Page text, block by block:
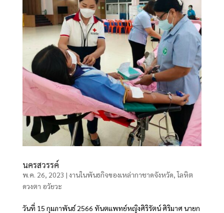
นครสวรรค์
พ.ค. 26, 2023 | งานในพันธกิจของเหล่ากาชาดจังหวัด,โลหิต
ดวงตา อวัยวะ
วันที่ 15 กุมภาพันธ์ 2566 ทันตแพทย์หญิงศิริรัตน์ ศิริมาศ นายก